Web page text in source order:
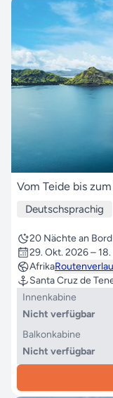
Vom Teide bis
Deutschsprachig
20 Nächte an
29. Okt. 2026 –
Afrika
Santa Cruz de
Innenkabine
Nicht verfügbar
Balkonkabine
Nicht verfügbar